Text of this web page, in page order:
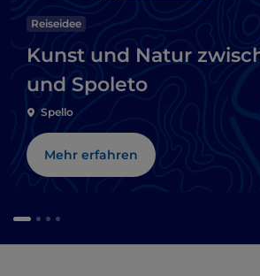
Reiseidee
Kunst und Natur
und Spoleto
Spello
Mehr erfahren